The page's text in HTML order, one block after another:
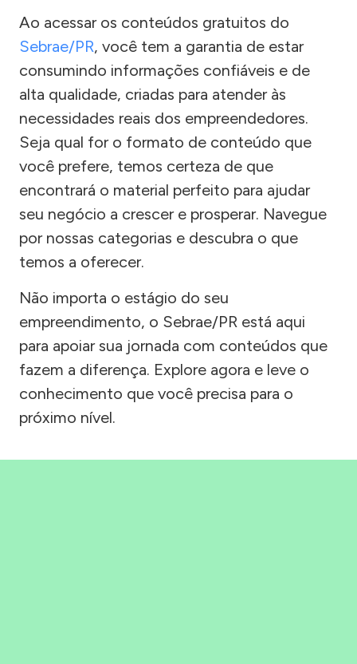
Ao acessar os conteúdos gratuitos do
Sebrae/PR, você tem a garantia de estar
consumindo informações confiáveis e de
alta qualidade, criadas para atender às
necessidades reais dos empreendedores.
Seja qual for o formato de conteúdo que
você prefere, temos certeza de que
encontrará o material perfeito para ajudar
seu negócio a crescer e prosperar. Navegue
por nossas categorias e descubra o que
temos a oferecer.
Não importa o estágio do seu
empreendimento, o Sebrae/PR está aqui
para apoiar sua jornada com conteúdos que
fazem a diferença. Explore agora e leve o
conhecimento que você precisa para o
próximo nível.